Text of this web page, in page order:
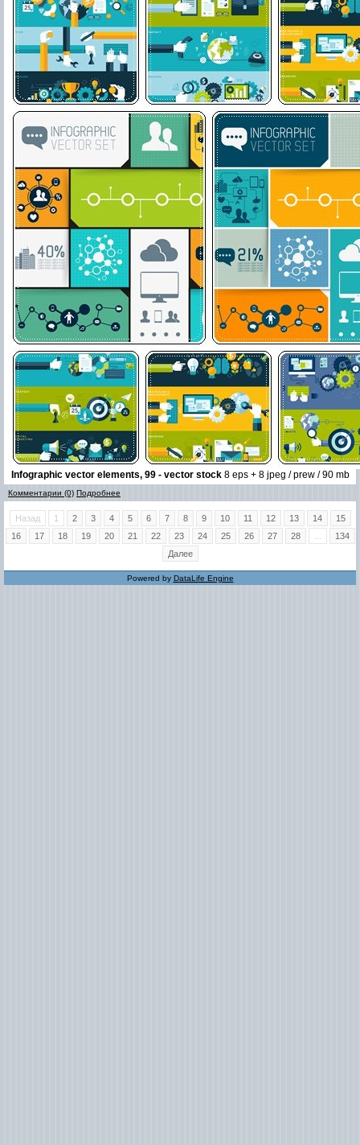
Infographic vector elements, 99 - vector stock8 eps + 8 jpeg / prew / 90 mb
Комментарии (0) Подробнее
Назад 1 2 3 4 5 6 7 8 9 10 11 12 13 14
15
16
17 18 19 20 21 22 23 24 25 26 27 28
134
Далее
Powered by DataLife Engine